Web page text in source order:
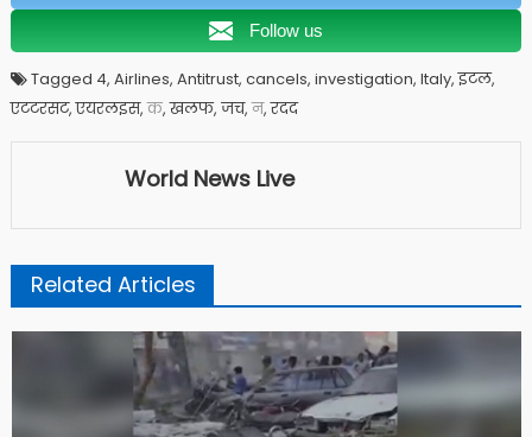
Follow us
Tagged 4, Airlines, Antitrust, cancels, investigation, Italy, इटल,
एटटरसट, एयरलइस,क, खलफ, जच,न, रदद
World News Live
Related Articles